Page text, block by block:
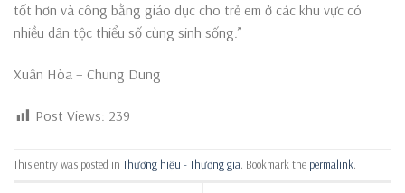
tốt hơn và công bằng giáo dục cho trẻ em ở các khu vực có
nhiều dân tộc thiểu số cùng sinh sống.”
Xuân Hòa – Chung Dung
Post Views: 239
This entry was posted inThương hiệu - Thương gia . Bookmark the permalink